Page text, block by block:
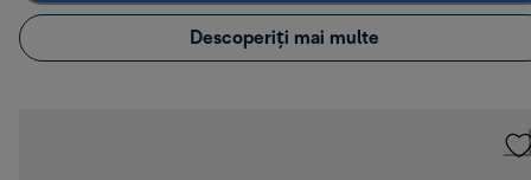
Descoperiți mai multe